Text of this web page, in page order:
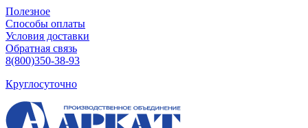
Полезное
Способы оплаты
Условия доставки
Обратная связь
8(800)350-38-93
Круглосуточно